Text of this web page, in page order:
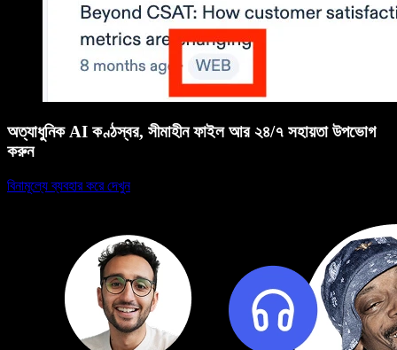
অত্যাধুনিক AI কণ্ঠস্বর, সীমাহীন ফাইল আর ২৪/৭ সহায়তা উপভোগ
করুন
বিনামূল্যে ব্যবহার করে দেখুন